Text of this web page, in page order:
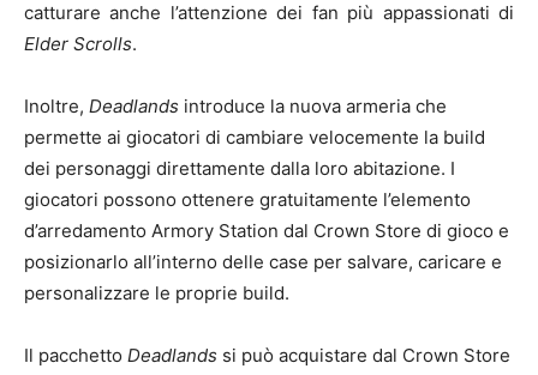
catturare anche l’attenzione dei fan più appassionati di
Elder Scrolls.
Inoltre, Deadlands introduce la nuova armeria che
permette ai giocatori di cambiare velocemente la build
dei personaggi direttamente dalla loro abitazione. I
giocatori possono ottenere gratuitamente l’elemento
d’arredamento Armory Station dal Crown Store di gioco e
posizionarlo all’interno delle case per salvare, caricare e
personalizzare le proprie build.
Il pacchetto Deadlands si può acquistare dal Crown Store